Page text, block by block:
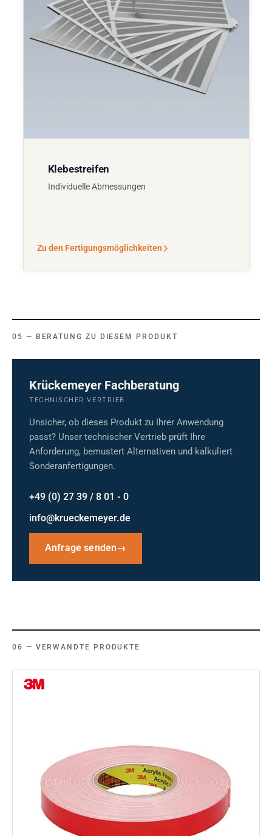
Klebestreifen
Individuelle Abmessungen
Zu den Fertigungsmöglichkeiten
BERATUNG ZU DIESEM PRODUKT
Krückemeyer Fachberatung
TECHNISCHER VERTRIEB
Unsicher, ob dieses Produkt zu Ihrer Anwendung
passt? Unser technischer Vertrieb prüft Ihre
Anforderung, bemustert Alternativen und kalkuliert
Sonderanfertigungen.
+49 (0) 27 39 / 8 01 - 0
info@krueckemeyer.de
Anfrage senden→
VERWANDTE PRODUKTE